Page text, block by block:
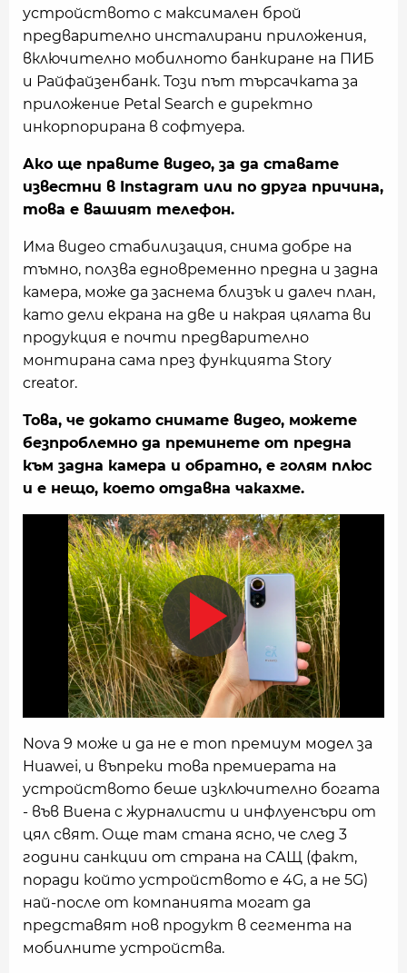
устройството с максимален брой
предварително инсталирани приложения,
включително мобилното банкиране на ПИБ
и Райфайзенбанк. Този път търсачката за
приложение Petal Search е директно
инкорпорирана в софтуера.
Ако ще правите видео, за да ставате
известни в Instagram или по друга причина,
това е вашият телефон.
Има видео стабилизация, снима добре на
тъмно, ползва едновременно предна и задна
камера, може да заснема близък и далеч план,
като дели екрана на две и накрая цялата ви
продукция е почти предварително
монтирана сама през функцията Story
creator.
Това, че докато снимате видео, можете
безпроблемно да преминете от предна
към задна камера и обратно, е голям плюс
и е нещо, което отдавна чакахме.
Nova 9 може и да не е топ премиум модел за
Huawei, и въпреки това премиерата на
устройството беше изключително богата
- във Виена с журналисти и инфлуенсъри от
цял свят. Още там стана ясно, че след 3
години санкции от страна на САЩ (факт,
поради който устройството е 4G, а не 5G)
най-после от компанията могат да
представят нов продукт в сегмента на
мобилните устройства.